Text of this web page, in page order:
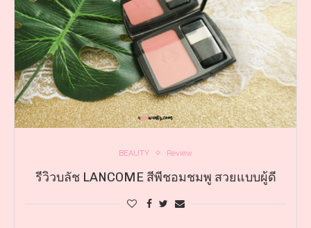
BEAUTY Review
รีวิวบลัช LANCOME สีพีชอมชมพู สวยแบบผู้ดี